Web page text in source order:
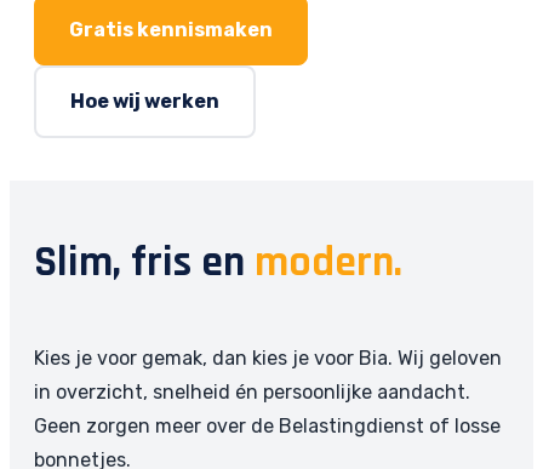
Gratis kennismaken
Hoe wij werken
Slim, fris en modern.
Kies je voor gemak, dan kies je voor Bia. Wij geloven
in overzicht, snelheid én persoonlijke aandacht.
Geen zorgen meer over de Belastingdienst of losse
bonnetjes.